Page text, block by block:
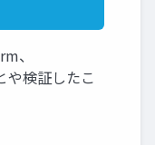
、
や検証したこ